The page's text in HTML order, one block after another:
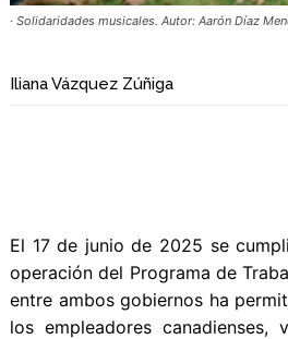
· Solidaridades musicales. Autor: Aarón Díaz
Iliana Vázquez Zúñiga
El 17 de junio de 2025 se
operación del Programa de
entre ambos gobiernos ha
los empleadores